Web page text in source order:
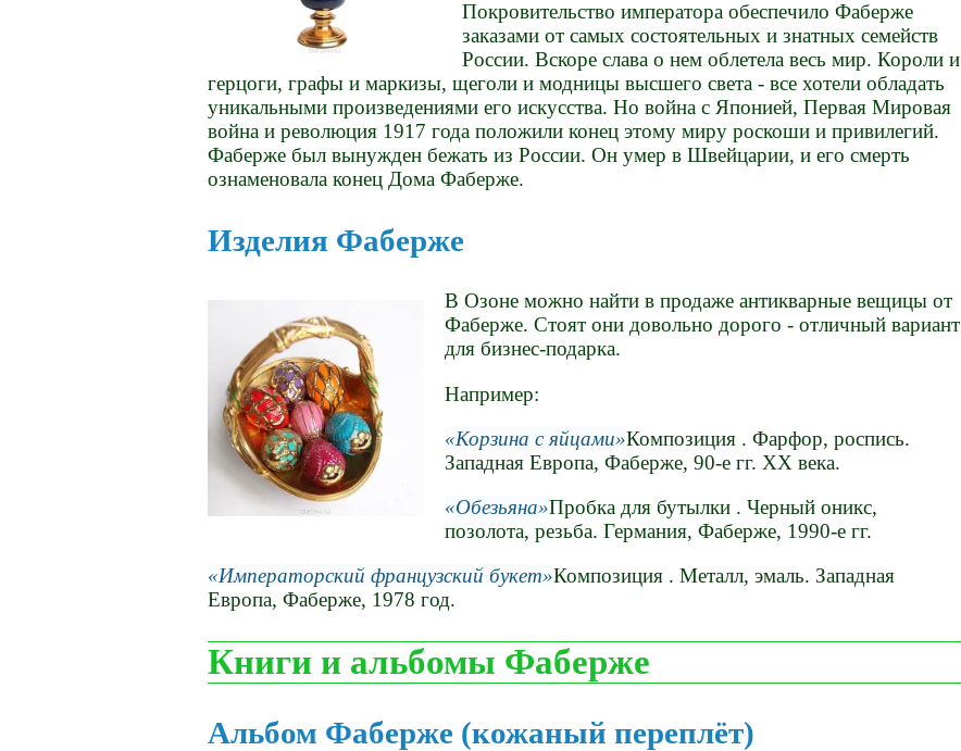
Покровительство императора обеспечило Фаберже
заказами от самых состоятельных и знатных семейств
России. Вскоре слава о нем облетела весь мир. Короли и
герцоги, графы и маркизы, щеголи и модницы высшего света - все хотели обладать
уникальными произведениями его искусства. Но война с Японией, Первая Мировая
война и революция 1917 года положили конец этому миру роскоши и привилегий.
Фаберже был вынужден бежать из России. Он умер в Швейцарии, и его смерть
ознаменовала конец Дома Фаберже.
Изделия Фаберже
В Озоне можно найти в продаже антикварные вещицы от
Фаберже. Стоят они довольно дорого - отличный вариант
для бизнес-подарка.
Например:
Корзина с яйцами Композиция . Фарфор, роспись.
Западная Европа, Фаберже, 90-е гг. ХХ века.
Обезьяна Пробка для бутылки . Черный оникс,
позолота, резьба. Германия, Фаберже, 1990-е гг.
Императорский французский букет Композиция . Металл, эмаль. Западная
Европа, Фаберже, 1978 год.
Книги и альбомы Фаберже
Альбом Фаберже (кожаный переплёт)